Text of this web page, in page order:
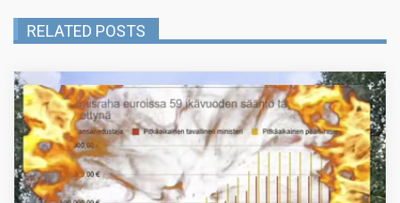
RELATED POSTS